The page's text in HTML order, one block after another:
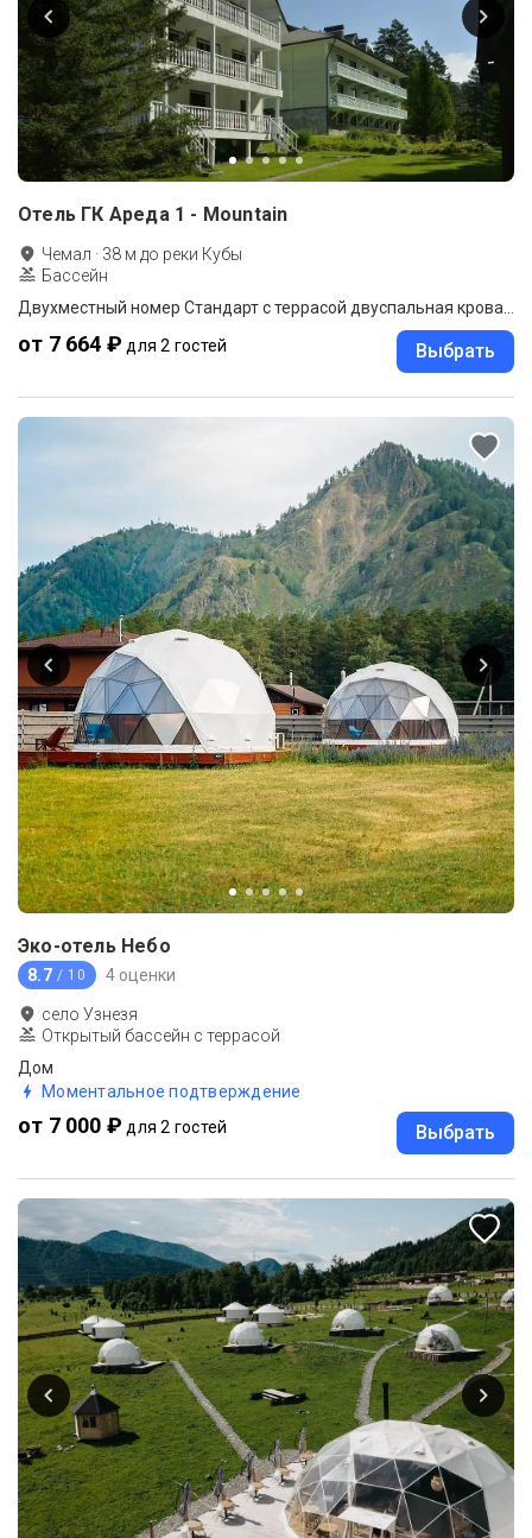
Отель ГК Ареда 1 - Mountain
Чемал · 38 м до реки Кубы
Бассейн
от 7 664 ₽ для 2 гостей Выбрать
Эко-отель Небо
8.7 / 10 4 оценки
село Узнезя
Открытый бассейн с террасой
Дом
Моментальное подтверждение
от 7 000 ₽ для 2 гостей Выбрать